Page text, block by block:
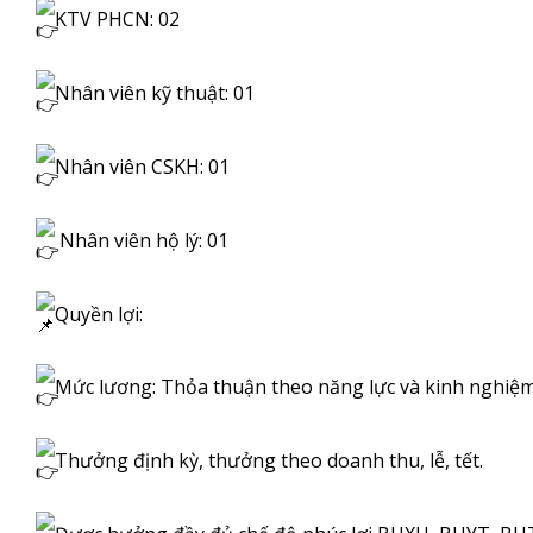
KTV PHCN: 02
Nhân viên kỹ thuật: 01
Nhân viên CSKH: 01
Nhân viên hộ lý: 01
Quyền lợi:
Mức lương: Thỏa thuận theo năng lực và kinh
Thưởng định kỳ, thưởng theo doanh thu, lễ, tết.